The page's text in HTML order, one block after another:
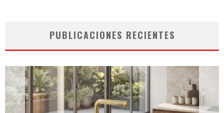
PUBLICACIONES RECIENTES